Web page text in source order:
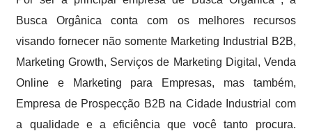
Busca Orgânica conta com os melhores recursos
visando fornecer não somente Marketing Industrial B2B,
Marketing Growth, Serviços de Marketing Digital, Venda
Online e Marketing para Empresas, mas também,
Empresa de Prospecção B2B na Cidade Industrial com
a qualidade e a eficiência que você tanto procura.